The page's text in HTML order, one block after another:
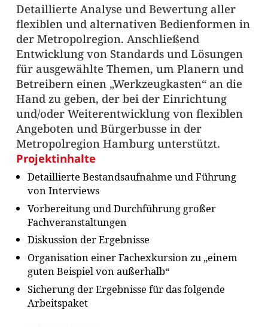
Detaillierte Analyse und Bewertung aller
flexiblen und alternativen Bedienformen in
der Metropolregion. Anschließend
Entwicklung von Standards und Lösungen
für ausgewählte Themen, um Planern und
Betreibern einen „Werkzeugkasten“ an die
Hand zu geben, der bei der Einrichtung
und/oder Weiterentwicklung von flexiblen
Angeboten und Bürgerbusse in der
Metropolregion Hamburg unterstützt.
Projektinhalte
Detaillierte Bestandsaufnahme und Führung
von Interviews
Vorbereitung und Durchführung großer
Fachveranstaltungen
Diskussion der Ergebnisse
Organisation einer Fachexkursion zu „einem
guten Beispiel von außerhalb“
Sicherung der Ergebnisse für das folgende
Arbeitspaket